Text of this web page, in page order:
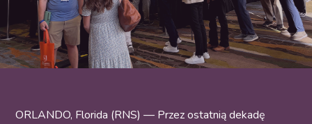
ORLANDO, Florida (RNS) — Przez ostatnią dekadę